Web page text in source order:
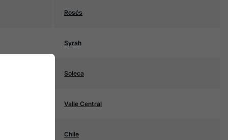
Rosés
Syrah
Soleca
Valle Central
Chile